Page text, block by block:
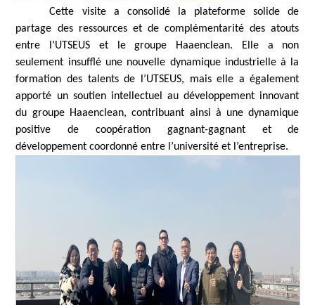
Cette visite a consolidé la plateforme solide de
partage des ressources et de complémentarité des atouts
entre l’UTSEUS et le groupe Haaenclean. Elle a non
seulement insufflé une nouvelle dynamique industrielle à la
formation des talents de l’UTSEUS, mais elle a également
apporté un soutien intellectuel au développement innovant
du groupe Haaenclean, contribuant ainsi à une dynamique
positive de coopération gagnant-gagnant et de
développement coordonné entre l’université et l’entreprise.